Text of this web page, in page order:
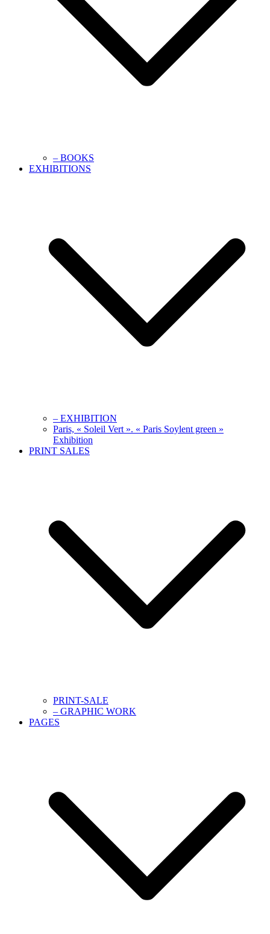
– BOOKS
EXHIBITIONS
– EXHIBITION
Paris, « Soleil Vert ». « Paris Soylent green »
Exhibition
PRINT SALES
PRINT-SALE
– GRAPHIC WORK
PAGES